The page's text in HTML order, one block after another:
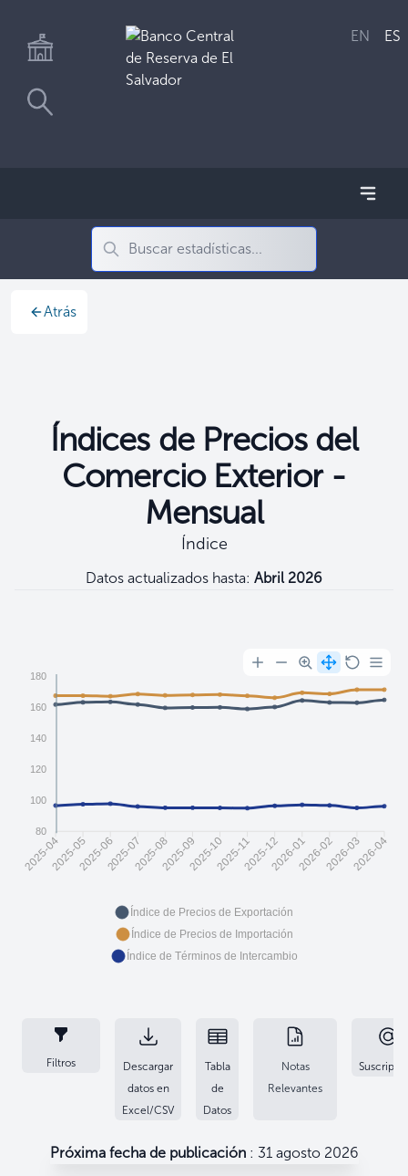
EN ES
Atrás
Índices de Precios del
Comercio Exterior -
Mensual
Índice
Datos actualizados hasta: Abril 2026
2025-042025-052025-062025-072025-082025-092025-102025-112025-122026-012026-022026-032026-04
180
160
140
120
100
80
Índice de Precios de Exportación
Índice de Precios de Importación
Índice de Términos de Intercambio
Filtros
Descargar
datos en
Excel/CSV
Tabla
de
Datos
Notas
Relevantes
Próxima fecha de publicación : 31 agosto 2026